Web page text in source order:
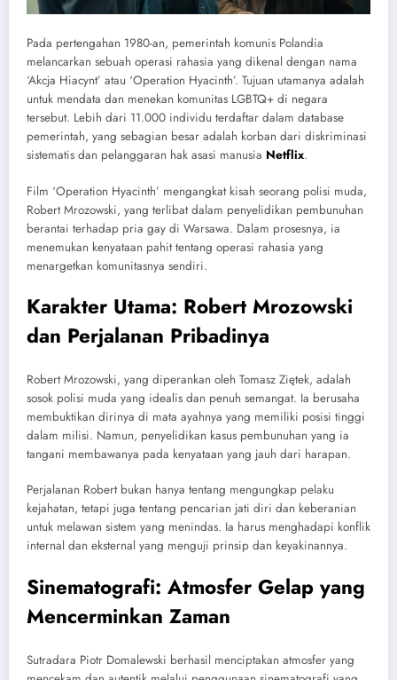
Pada pertengahan 1980-an, pemerintah komunis Polandia
melancarkan sebuah operasi rahasia yang dikenal dengan nama
‘Akcja Hiacynt’ atau ‘Operation Hyacinth’. Tujuan utamanya adalah
untuk mendata dan menekan komunitas LGBTQ+ di negara
tersebut. Lebih dari 11.000 individu terdaftar dalam database
pemerintah, yang sebagian besar adalah korban dari diskriminasi
sistematis dan pelanggaran hak asasi manusia Netflix.
Film ‘Operation Hyacinth’ mengangkat kisah seorang polisi muda,
Robert Mrozowski, yang terlibat dalam penyelidikan pembunuhan
berantai terhadap pria gay di Warsawa. Dalam prosesnya, ia
menemukan kenyataan pahit tentang operasi rahasia yang
menargetkan komunitasnya sendiri.
Karakter Utama: Robert Mrozowski
dan Perjalanan Pribadinya
Robert Mrozowski, yang diperankan oleh Tomasz Ziętek, adalah
sosok polisi muda yang idealis dan penuh semangat. Ia berusaha
membuktikan dirinya di mata ayahnya yang memiliki posisi tinggi
dalam milisi. Namun, penyelidikan kasus pembunuhan yang ia
tangani membawanya pada kenyataan yang jauh dari harapan.
Perjalanan Robert bukan hanya tentang mengungkap pelaku
kejahatan, tetapi juga tentang pencarian jati diri dan keberanian
untuk melawan sistem yang menindas. Ia harus menghadapi konflik
internal dan eksternal yang menguji prinsip dan keyakinannya.
Sinematografi: Atmosfer Gelap yang
Mencerminkan Zaman
Sutradara Piotr Domalewski berhasil menciptakan atmosfer yang